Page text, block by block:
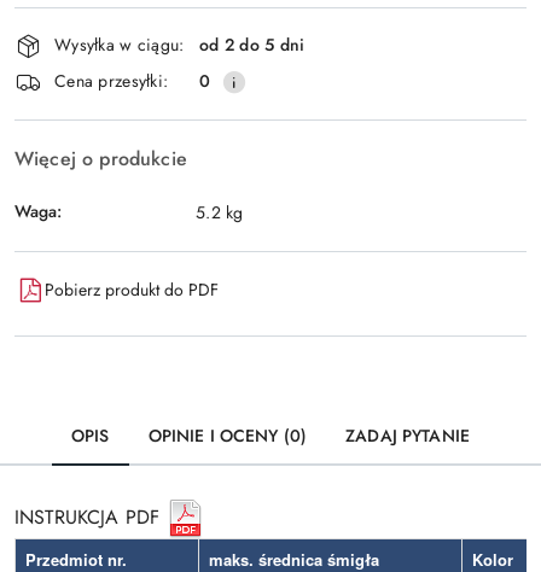
Wyślij
Dostępność
i
dostawa
Wysyłka w ciągu:
od 2 do 5 dni
Cena przesyłki:
0
Więcej o produkcie
Waga: 5.2 kg
Pobierz produkt do PDF
OPIS OPINIE I OCENY (0) ZADAJ PYTANIE
INSTRUKCJA PDF
Przedmiot nr. maks. średnica śmigła
Kolor